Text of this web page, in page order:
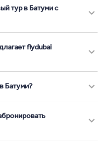
тур в Батуми с
flydubai
Батуми?